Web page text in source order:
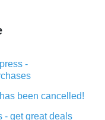
-
been cancelled!
- get great deals